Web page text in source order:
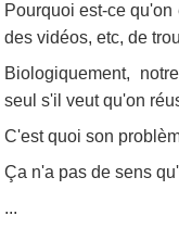
Pourquoi est-ce
des vidéos, etc, de
Biologiquement,
seul s'il veut qu'on
C'est quoi son
Ça n'a pas de sens
...